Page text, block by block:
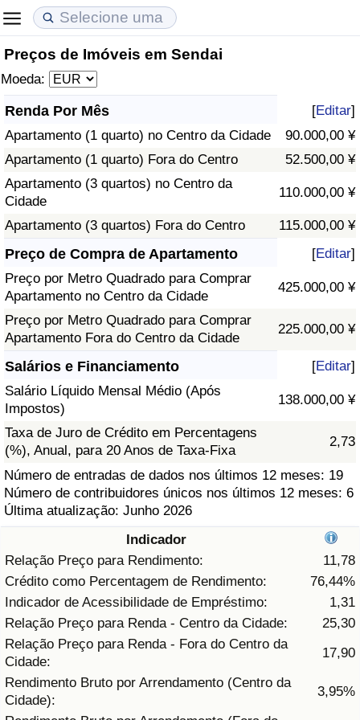
Preços de Imóveis em Sendai
Moeda:
Renda Por Mês [Editar]
Apartamento (1 quarto) no Centro da Cidade
90.000,00 ¥
Apartamento (1 quarto) Fora do Centro
52.500,00 ¥
Apartamento (3 quartos) no Centro da
Cidade
110.000,00 ¥
Apartamento (3 quartos) Fora do Centro 115.000,00 ¥
Preço de Compra de Apartamento [Editar]
Preço por Metro Quadrado para Comprar
Apartamento no Centro da Cidade
425.000,00 ¥
Preço por Metro Quadrado para Comprar
Apartamento Fora do Centro da Cidade
225.000,00 ¥
Salários e Financiamento [Editar]
Salário Líquido Mensal Médio (Após
Impostos)
138.000,00 ¥
Taxa de Juro de Crédito em Percentagens
(%), Anual, para 20 Anos de Taxa-Fixa
2,73
Número de entradas de dados nos últimos 12 meses: 19
Número de contribuidores únicos nos últimos 12 meses: 6
Última atualização: Junho 2026
Indicador
Relação Preço para Rendimento:
11,78
Crédito como Percentagem de Rendimento:
76,44%
Indicador de Acessibilidade de Empréstimo:
1,31
Relação Preço para Renda - Centro da Cidade:
25,30
Relação Preço para Renda - Fora do Centro da
Cidade:
17,90
Rendimento Bruto por Arrendamento (Centro da
Cidade):
3,95%
Custo de Vida
Indicador de Custo de Vida (Atual)
Indicador de Custo de Vida
Indicador de Custo de Vida Por País
em Aqaba
Preços de Imóveis
Indicador de Preços de Imóveis (Atual)
Indicador de Preços de Imóveis
Indicador de Preços de Imóveis por País
Qualidade de Vida
Indicador de Qualidade de Vida
Indicador de Qualidade de Vida (Atual)
Índice de qualidade de vida por país
Crime
Taxa do Indicador de Crime (Atual)
Índice de criminalidade por país
Saúde
Indicador de Saúde (Atual)
Indicador de Saúde
Indicador de Saúde por País
Poluição
Indicador de Poluição (Atual)
Índice de poluição
Indicador de Poluição por País
Trânsito